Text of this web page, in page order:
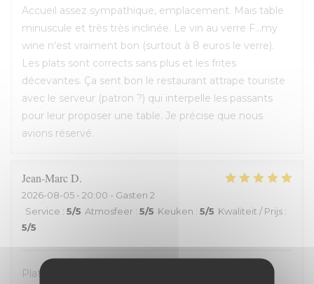
Accueil assez sympathique, emplacement. Mais table
minuscule et très très inclinée. Le vin au verre F...my
wine n'est vraiment bon (surtout à 8 euros le verre).
Les plats sont corrects sans plus et les frites
décevantes. Ça sent bon le restaurant attrape touriste
avec le serveur (patron ?) qui interpelle les passants
pour leur proposer une table. Je précise que nous
avions réservé.
Jean-MarcD
2026-08-05 - 20:00 - Gasten 2
Service : 5/5 Atmosfeer : 5/5 Keuken : 5/5 Kwaliteit / Prijs :
5/5
Plats avec des produits frais. Très bon. Accueil très